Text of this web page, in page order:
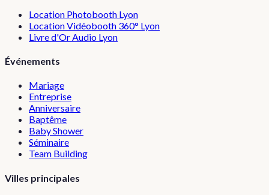
Location Photobooth Lyon
Location Vidéobooth 360° Lyon
Livre d'Or Audio Lyon
Événements
Mariage
Entreprise
Anniversaire
Baptême
Baby Shower
Séminaire
Team Building
Villes principales